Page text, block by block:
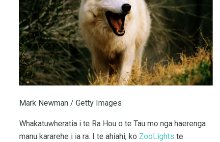
Mark Newman / Getty Images
Whakatuwheratia i te Ra Hou o te Tau mo nga haerenga
manu kararehe i ia ra. I te ahiahi, ko ZooLights te